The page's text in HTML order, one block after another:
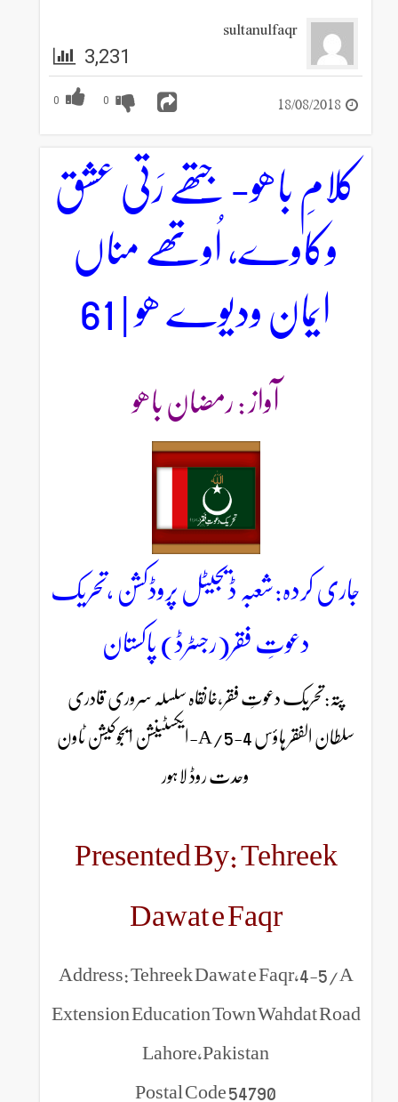
sultanulfaqr
3,231
0 0 18/08/2018
کلامِ باھو- جتھے رَتی عشق
وکاوے، اُوتھے مناں
ایمان ودیوے ھو | 61
آواز : رمضان باھو
جاری کردہ:شعبہ ڈیجیٹل پروڈکشن ،تحریک
دعوتِ فقر(رجسٹرڈ) پاکستان
پتہ:تحریک دعوتِ فقر،خانقاہ سلسلہ سروری قادری
سلطان الفقر ہاؤس 4-5/A-ایکسٹینشن ایجوکیشن ٹاون
وحدت روڈ لاہور
Presented By: Tehreek
Dawat e Faqr
Address: Tehreek Dawat e Faqr,4-5/A
Extension Education Town Wahdat Road
Lahore,Pakistan
Postal Code 54790